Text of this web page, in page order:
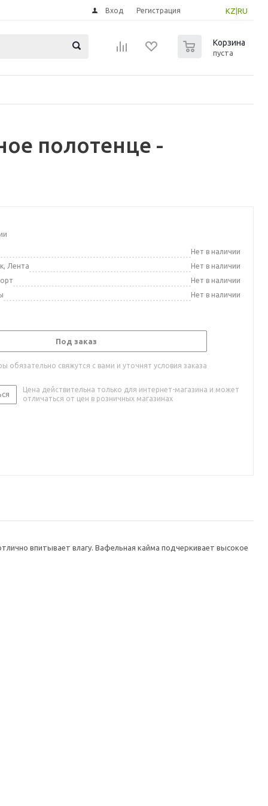
KZ RU
Вход Регистрация
Корзина
пуста
полотенце -
Нет в наличии
Лента
Нет в наличии
Нет в наличии
Нет в наличии
Под заказ
обязательно свяжутся с вами и уточнят условия заказа
Цена действительна только для интернет-магазина и может
отличаться от цен в розничных магазинах
впитывает влагу. Вафельная кайма подчеркивает высокое